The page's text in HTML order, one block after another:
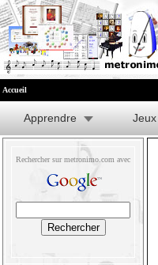
Accueil
Apprendre Jeux
Rechercher sur metronimo.com avec